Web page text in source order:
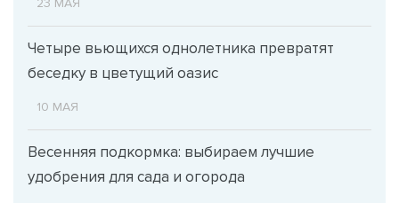
23 МАЯ
Четыре вьющихся однолетника превратят
беседку в цветущий оазис
10 МАЯ
Весенняя подкормка: выбираем лучшие
удобрения для сада и огорода